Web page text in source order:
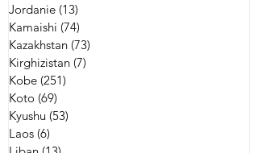
Jordanie (13)
Kamaishi (74)
Kazakhstan (73)
Kirghizistan (7)
Kobe (251)
Koto (69)
Kyushu (53)
Laos (6)